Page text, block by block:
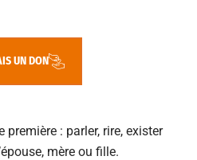
UN DON
première : parler, rire, exister
mère ou fille.